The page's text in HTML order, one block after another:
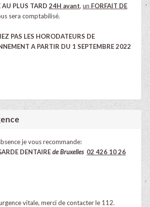
AU PLUS TARD 24H avant, un FORFAIT DE
sera comptabilisé.
PAS LES HORODATEURS DE
A PARTIR DU 1 SEPTEMBRE 2022
je vous recommande:
DENTAIREde Bruxelles 02 426 10 26
vitale, merci de contacter le 112.